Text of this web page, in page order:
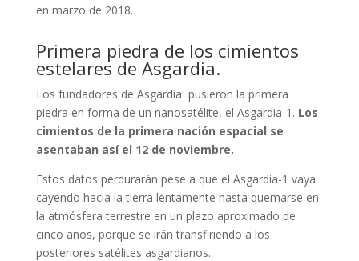
en marzo de 2018.
Primera piedra de los cimientos
estelares de Asgardia.
Los fundadores de Asgardia pusieron la primera
piedra en forma de un nanosatélite, el Asgardia-1. Los
cimientos de la primera nación espacial se
asentaban así el 12 de noviembre.
Estos datos perdurarán pese a que el Asgardia-1 vaya
cayendo hacia la tierra lentamente hasta quemarse en
la atmósfera terrestre en un plazo aproximado de
cinco años, porque se irán transfiriendo a los
posteriores satélites asgardianos.